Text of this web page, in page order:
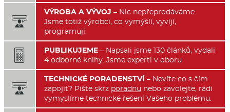

VÝROBA A VÝVOJ – Nic nepřeprodáváme.
Jsme totiž výrobci, co vymýšlí, vyvíjí,
programují.
 PUBLIKUJEME – Napsali jsme 130 článků, vydali
4 odborné knihy. Jsme experti v oboru

TECHNICKÉ PORADENSTVÍ – Nevíte co s čím
zapojit? Pište skrz poradnu nebo zavolejte, rádi
vymyslíme technické řešení Vašeho problému.